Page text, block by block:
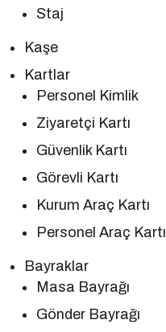
Staj
Kaşe
Kartlar
Personel Kimlik
Ziyaretçi Kartı
Güvenlik Kartı
Görevli Kartı
Kurum Araç Kartı
Personel Araç Kartı
Bayraklar
Masa Bayrağı
Gönder Bayrağı